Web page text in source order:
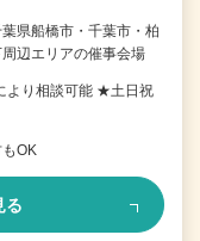
県船橋市・千葉市・柏
辺エリアの催事会場
り相談可能 ★土日祝
OK
る